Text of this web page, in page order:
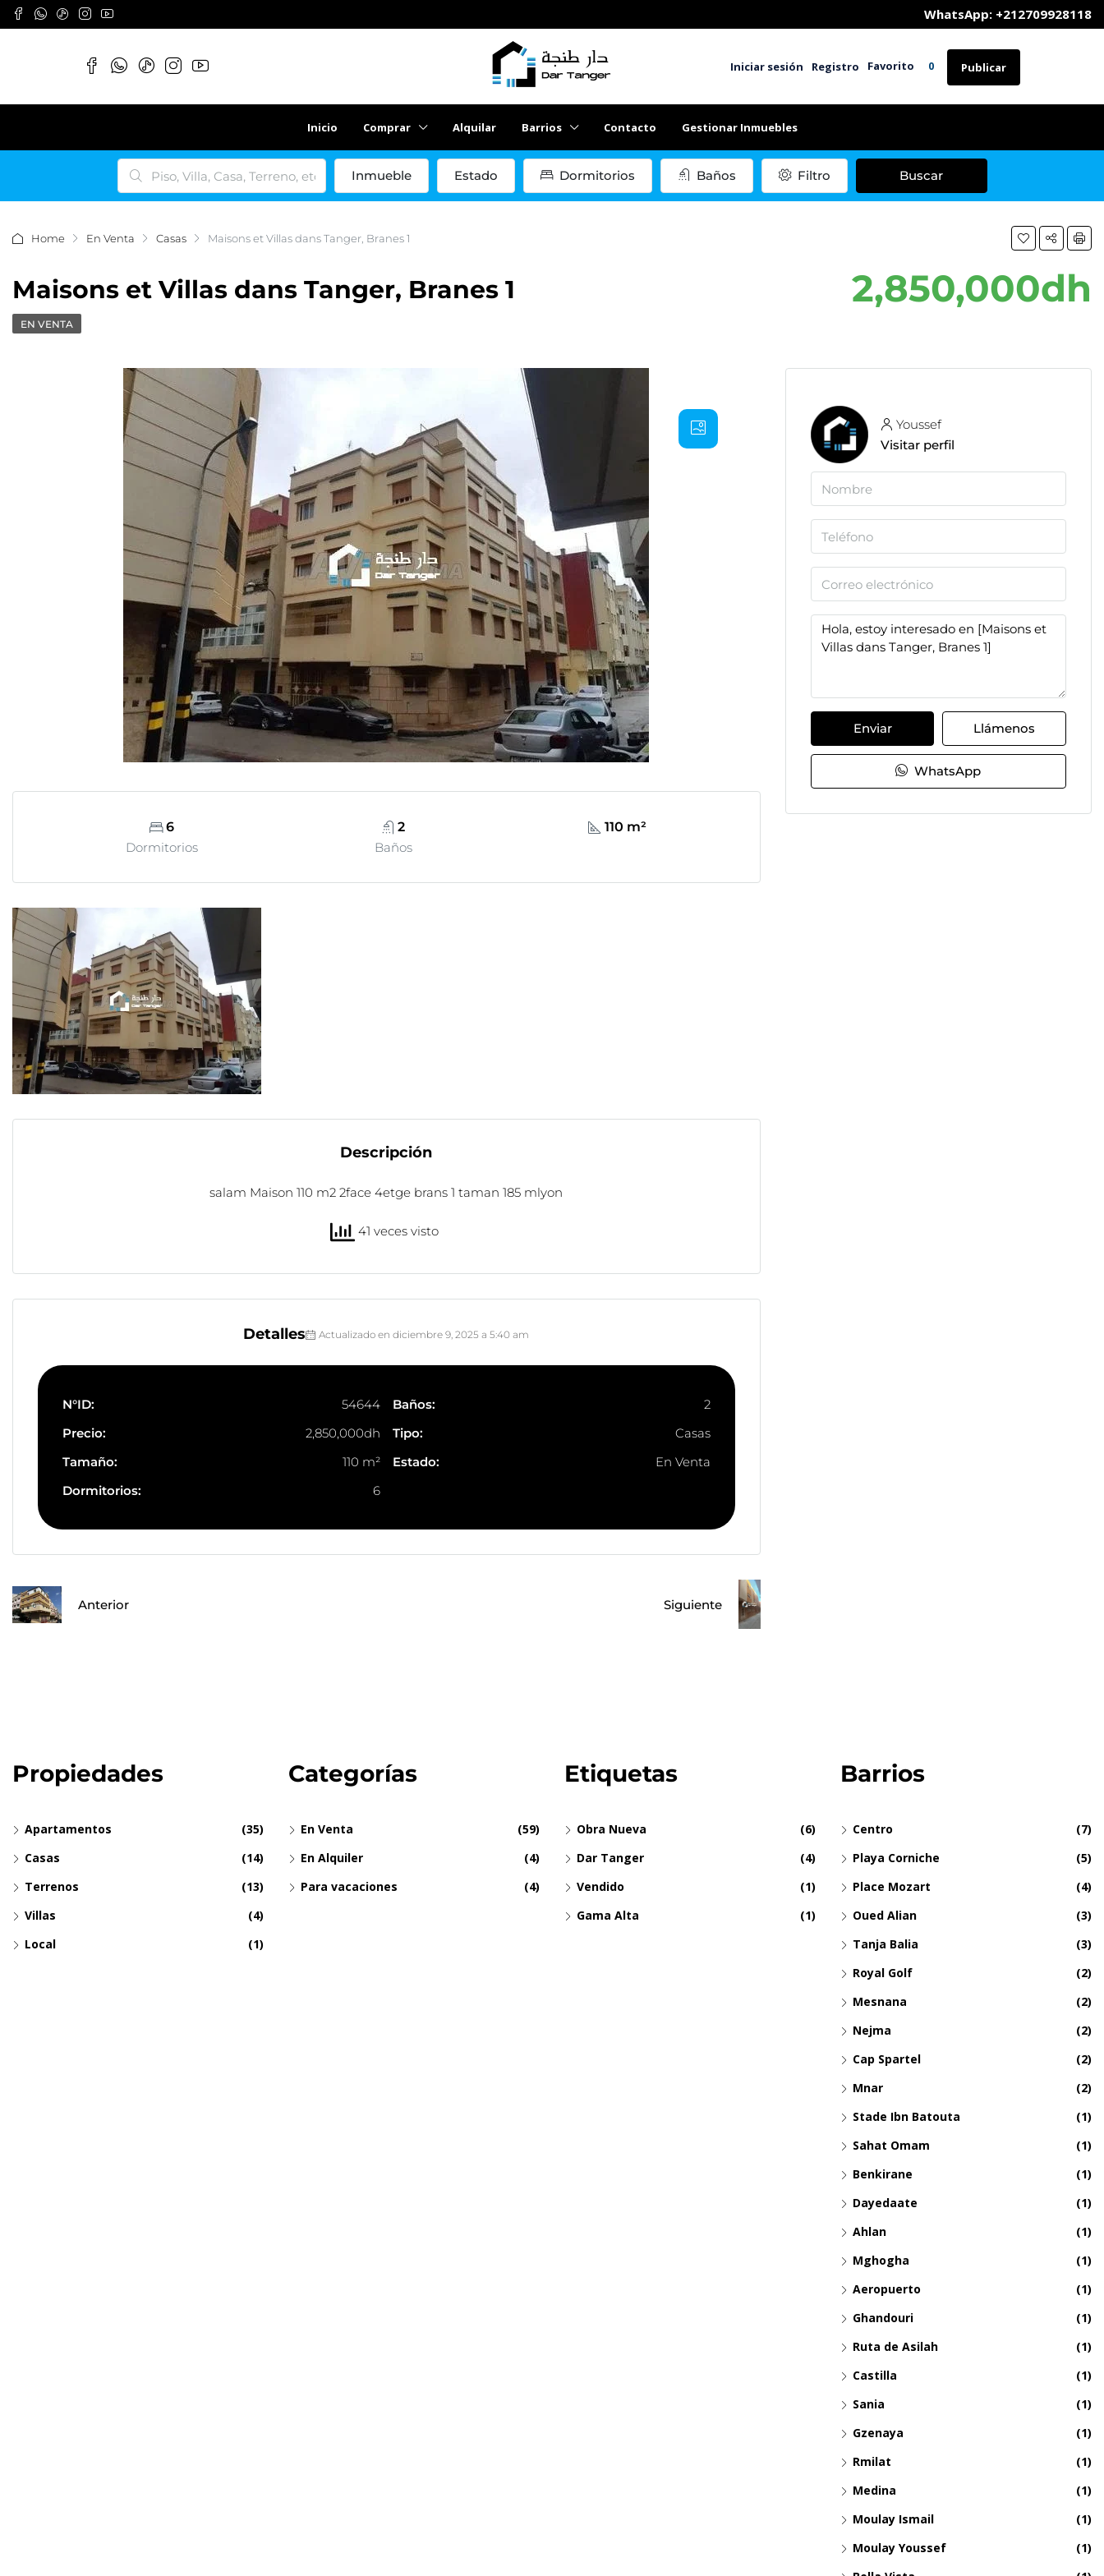
	WhatsApp: +212709928118
Iniciar sesión Registro Favorito 0 Publicar
Inicio Comprar Alquilar Barrios Contacto Gestionar Inmuebles
Inmueble Estado Dormitorios Baños Filtro Buscar
Home En Venta Casas Maisons et Villas dans Tanger, Branes 1
Maisons et Villas dans Tanger, Branes 1 2,850,000dh
EN VENTA
6
Dormitorios
2
Baños
110 m²
Descripción
salam Maison 110 m2 2face 4etge brans 1 taman 185 mlyon
41 veces visto
Detalles Actualizado en diciembre 9, 2025 a 5:40 am
N°ID:
54644
Precio:
2,850,000dh
Tamaño:
110 m²
Dormitorios:
6
Baños:
2
Tipo:
Casas
Estado:
En Venta
Anterior Siguiente
Youssef
Visitar perfil
Enviar Llámenos
WhatsApp
Propiedades
Apartamentos
(35)
Casas
(14)
Terrenos
(13)
Villas
(4)
Local
(1)
Categorías
En Venta
(59)
En Alquiler
(4)
Para vacaciones
(4)
Etiquetas
Obra Nueva
(6)
Dar Tanger
(4)
Vendido
(1)
Gama Alta
(1)
Barrios
Centro
(7)
Playa Corniche
(5)
Place Mozart
(4)
Oued Alian
(3)
Tanja Balia
(3)
Royal Golf
(2)
Mesnana
(2)
Nejma
(2)
Cap Spartel
(2)
Mnar
(2)
Stade Ibn Batouta
(1)
Sahat Omam
(1)
Benkirane
(1)
Dayedaate
(1)
Ahlan
(1)
Mghogha
(1)
Aeropuerto
(1)
Ghandouri
(1)
Ruta de Asilah
(1)
Castilla
(1)
Sania
(1)
Gzenaya
(1)
Rmilat
(1)
Medina
(1)
Moulay Ismail
(1)
Moulay Youssef
(1)